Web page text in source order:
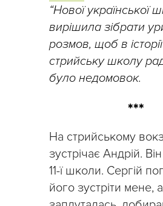
“Нової української
вирішила зібрати
розмов, щоб в
стрийську школу
було недомовок.
***
На стрийському
зустрічає Андрій.
11-ї школи. Сергій
його зустріти мене,